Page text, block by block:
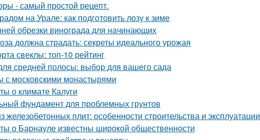
- самый простой рецепт.
на Урале: как подготовить лозу к зиме
обрезки винограда для начинающих
должна страдать: секреты идеального урожая
свеклы: топ-10 рейтинг
средней полосы: выбор для вашего сада
с московскими монастырями
о климате Калуги
фундамент для проблемных грунтов
плит: особенности строительства и эксплуатации
о Барнауле известны широкой общественности